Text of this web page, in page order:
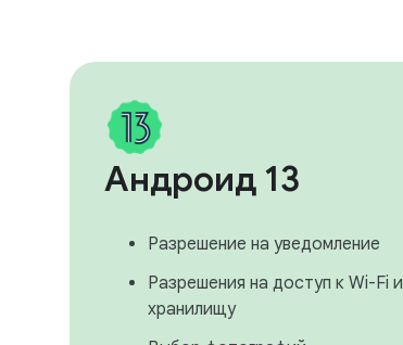
Андроид 13
Разрешение на уведомление
Разрешения на доступ к Wi-Fi и
хранилищу